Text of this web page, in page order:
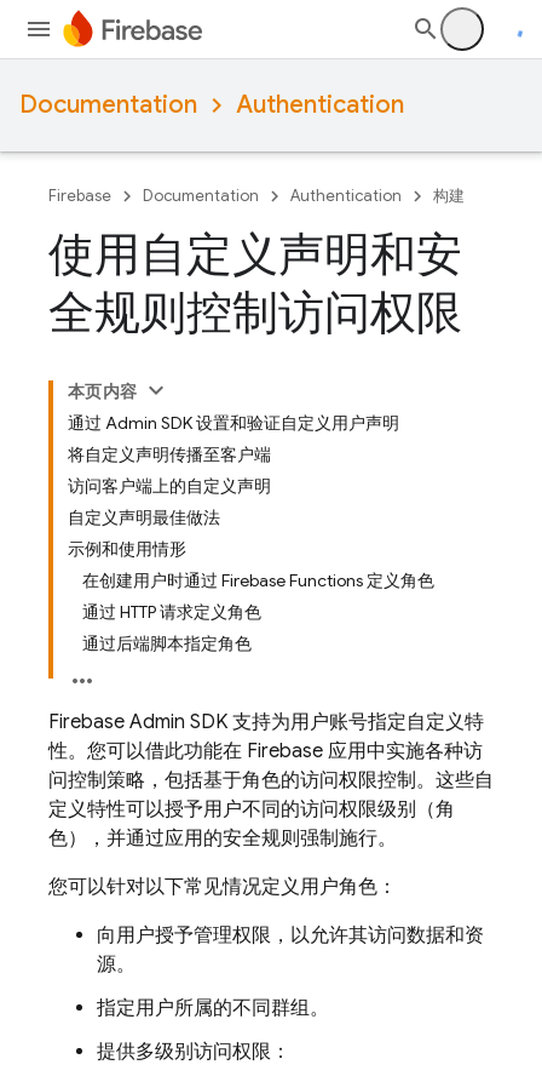
Documentation Authentication
Firebase Documentation Authentication 构建
使用自定义声明和安
全规则控制访问权限
本页内容
通过 Admin SDK 设置和验证自定义用户声明
将自定义声明传播至客户端
访问客户端上的自定义声明
自定义声明最佳做法
示例和使用情形
在创建用户时通过 Firebase Functions 定义角色
通过 HTTP 请求定义角色
通过后端脚本指定角色
Firebase Admin SDK 支持为用户账号指定自定义特
性。您可以借此功能在 Firebase 应用中实施各种访
问控制策略，包括基于角色的访问权限控制。这些自
定义特性可以授予用户不同的访问权限级别（角
色），并通过应用的安全规则强制施行。
您可以针对以下常见情况定义用户角色：
向用户授予管理权限，以允许其访问数据和资
源。
指定用户所属的不同群组。
提供多级别访问权限：